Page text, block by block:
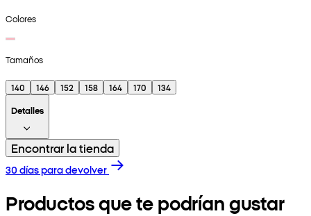
Colores
Tamaños
140 146 152 158 164 170
134
Detalles
Encontrar la tienda
30 días para devolver
Productos que te podrían gustar